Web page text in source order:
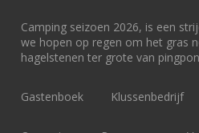
Camping seizoen 2026, is een
we hopen op regen om het gras
hagelstenen ter grote van
Gastenboek Klussenbedrijf